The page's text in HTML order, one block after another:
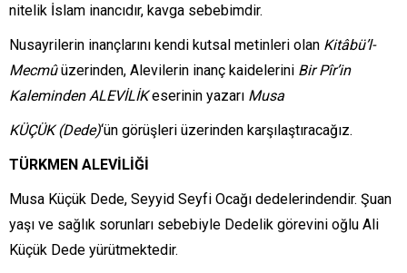
nitelik İslam inancıdır, kavga sebebimdir.
Nusayrilerin inançlarını kendi kutsal metinleri olan Kitâbü’l-
Mecmûüzerinden, Alevilerin inanç kaidelerini Bir Pîr’in
Kaleminden ALEVİLİKeserinin yazarı Musa
KÜÇÜK (Dede)‘ün görüşleri üzerinden karşılaştıracağız.
TÜRKMEN ALEVİLİĞİ
Musa Küçük Dede, Seyyid Seyfi Ocağı dedelerindendir. Şuan
yaşı ve sağlık sorunları sebebiyle Dedelik görevini oğlu Ali
Küçük Dede yürütmektedir.